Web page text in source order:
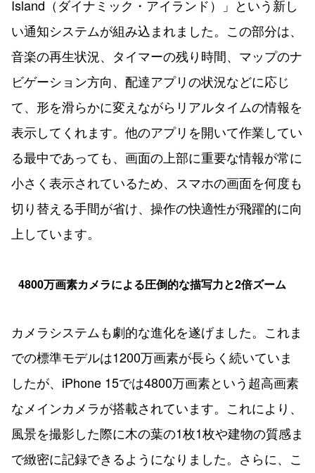
Island（ダイナミック・アイランド）」という新し
い通知システムが組み込まれました。この部分は、
音楽の再生状況、タイマーの残り時間、マップのナ
ビゲーション方向、配達アプリの状況などに応じ
て、形を滑らかに変えながらリアルタイムの情報を
表示してくれます。他のアプリを開いて作業してい
る最中であっても、画面の上部に重要な情報が常に
小さく表示されているため、スマホの画面を何度も
切り替える手間が省け、操作の快適性が飛躍的に向
上しています。
4800万画素カメラによる圧倒的な描写力と2倍ズーム
カメラシステムも劇的な進化を遂げました。これま
での標準モデルは1200万画素が長らく続いていま
したが、iPhone 15では4800万画素という超高画素
なメインカメラが搭載されています。これにより、
風景を撮影した際に木の葉の1枚1枚や建物の質感ま
で緻密に記録できるようになりました。さらに、こ